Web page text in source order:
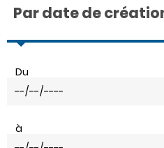
Par date de
Du
à